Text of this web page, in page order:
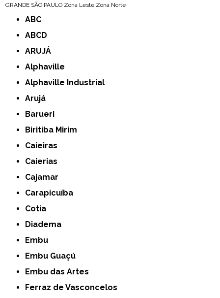
GRANDE SÃO PAULO Zona Leste Zona Norte
ABC
ABCD
ARUJÁ
Alphaville
Alphaville Industrial
Arujá
Barueri
Biritiba Mirim
Caieiras
Caierias
Cajamar
Carapicuíba
Cotia
Diadema
Embu
Embu Guaçú
Embu das Artes
Ferraz de Vasconcelos